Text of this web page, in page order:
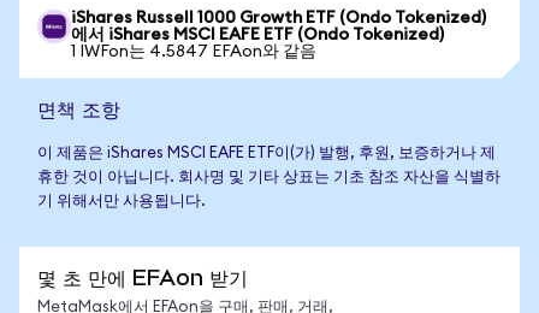
iShares Russell 1000 Growth ETF (Ondo Tokenized)
에서 iShares MSCI EAFE ETF (Ondo Tokenized)
1 IWFon는 4.5847 EFAon와 같음
면책 조항
이 제품은 iShares MSCI EAFE ETF이(가) 발행, 후원, 보증하거나 제
휴한 것이 아닙니다. 회사명 및 기타 상표는 기초 참조 자산을 식별하
기 위해서만 사용됩니다.
몇 초 만에 EFAon 받기
MetaMask에서 EFAon을 구매, 판매, 거래,